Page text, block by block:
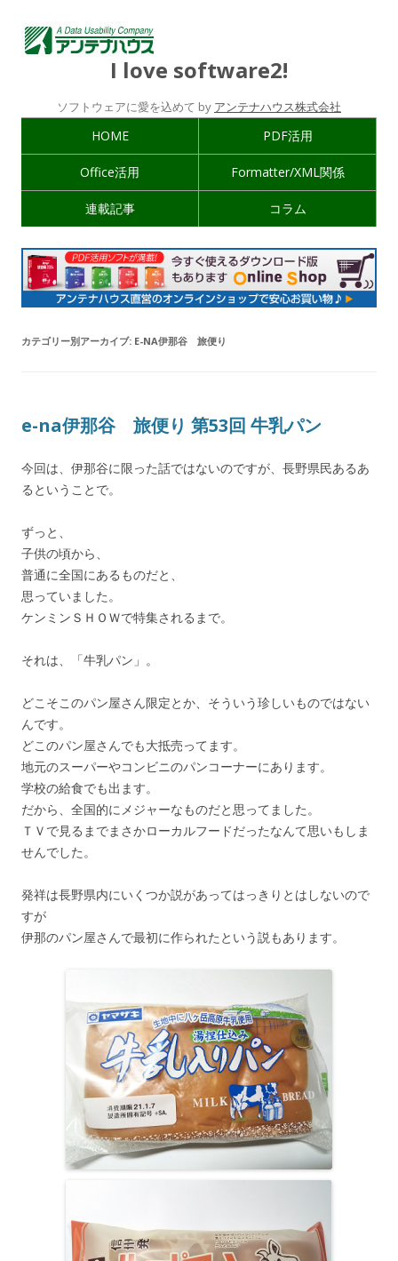
I love software2!
ソフトウェアに愛を込めて by アンテナハウス株式会社
HOME PDF活用
Office活用 Formatter/XML関係
連載記事 コラム
カテゴリー別アーカイブ: E-NA伊那谷 旅便り
e-na伊那谷 旅便り 第53回 牛乳パン
今回は、伊那谷に限った話ではないのですが、長野県民あるあ
るということで。
ずっと、
子供の頃から、
普通に全国にあるものだと、
思っていました。
ケンミンＳＨＯＷで特集されるまで。
それは、「牛乳パン」。
どこそこのパン屋さん限定とか、そういう珍しいものではない
んです。
どこのパン屋さんでも大抵売ってます。
地元のスーパーやコンビニのパンコーナーにあります。
学校の給食でも出ます。
だから、全国的にメジャーなものだと思ってました。
ＴＶで見るまでまさかローカルフードだったなんて思いもしま
せんでした。
発祥は長野県内にいくつか説があってはっきりとはしないので
すが
伊那のパン屋さんで最初に作られたという説もあります。